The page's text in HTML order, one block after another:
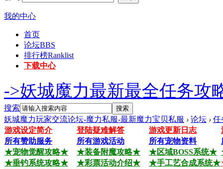
我的中心
首页
论坛BBS
排行榜Ranklist
下载中心
->妖城魔力最新最全任务攻
搜索 搜索
妖城魔力玩家交流论坛-魔力私服-最新魔力宝贝私服 › 论坛 › 任
游戏设定简介
登陆疑难解答 游戏更新日志
所有赞助服务
所有游戏活动 所有宠物资料
★宠物觉醒攻略★
★装备附魔攻略★ ★区域BOSS系统★
★垂钓系统攻略★
★彩票活动介绍★ ★手工艺合成系统★